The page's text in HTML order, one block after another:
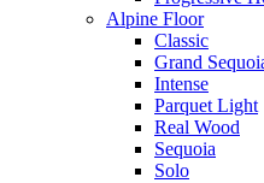
Alpine Floor
Classic
Grand
Intense
Parquet Light
Real Wood
Sequoia
Solo